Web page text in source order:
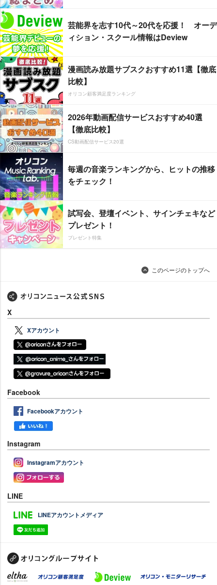
芸能界を志す10代～20代を応援！ オーデ
ィション・スクール情報はDeview
漫画読み放題サブスクおすすめ11選【徹底
比較】
オリコン顧客満足度ランキング
2026年動画配信サービスおすすめ40選
【徹底比較】
CS動画配信サービス20選
毎週の音楽ランキングから、ヒットの推移
をチェック！
試写会、登壇イベント、サインチェキなど
プレゼント！
プレゼント特集
このページのトップへ
X
Xアカウント
Facebook
Facebookアカウント
Instagram
Instagramアカウント
LINE
LINEアカウントメディア